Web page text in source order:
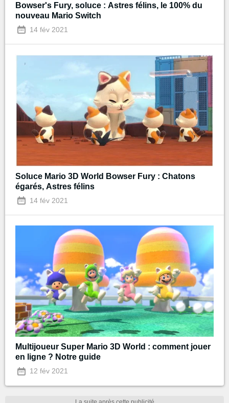
Bowser's Fury, soluce : Astres félins, le 100% du
nouveau Mario Switch
14 fév 2021
Soluce Mario 3D World Bowser Fury : Chatons
égarés, Astres félins
14 fév 2021
Multijoueur Super Mario 3D World : comment jouer
en ligne ? Notre guide
12 fév 2021